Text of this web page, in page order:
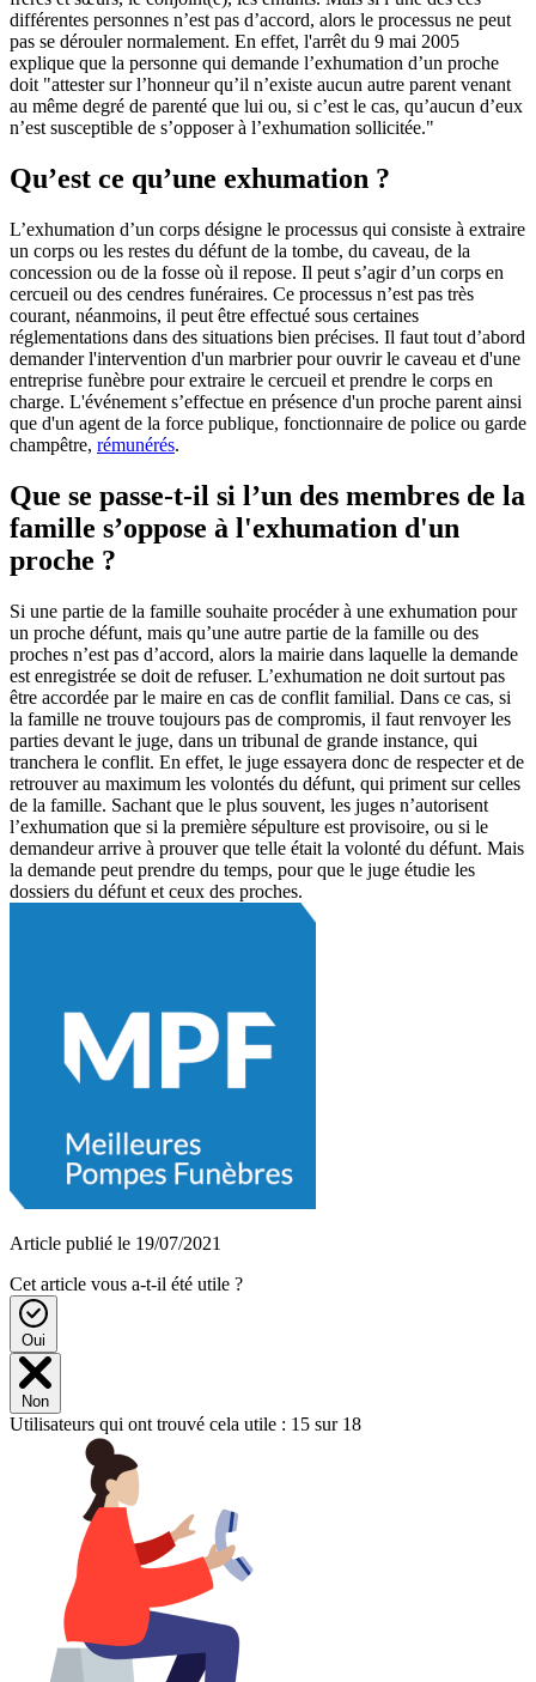
différentes personnes n’est pas d’accord, alors le processus ne peut
pas se dérouler normalement. En effet, l'arrêt du 9 mai 2005
explique que la personne qui demande l’exhumation d’un proche
doit "attester sur l’honneur qu’il n’existe aucun autre parent venant
au même degré de parenté que lui ou, si c’est le cas, qu’aucun d’eux
n’est susceptible de s’opposer à l’exhumation sollicitée."
Qu’est ce qu’une exhumation ?
L’exhumation d’un corps désigne le processus qui consiste à extraire
un corps ou les restes du défunt de la tombe, du caveau, de la
concession ou de la fosse où il repose. Il peut s’agir d’un corps en
cercueil ou des cendres funéraires. Ce processus n’est pas très
courant, néanmoins, il peut être effectué sous certaines
réglementations dans des situations bien précises. Il faut tout d’abord
demander l'intervention d'un marbrier pour ouvrir le caveau et d'une
entreprise funèbre pour extraire le cercueil et prendre le corps en
charge. L'événement s’effectue en présence d'un proche parent ainsi
que d'un agent de la force publique, fonctionnaire de police ou garde
champêtre, rémunérés.
Que se passe-t-il si l’un des membres de la
famille s’oppose à l'exhumation d'un
proche ?
Si une partie de la famille souhaite procéder à une exhumation pour
un proche défunt, mais qu’une autre partie de la famille ou des
proches n’est pas d’accord, alors la mairie dans laquelle la demande
est enregistrée se doit de refuser. L’exhumation ne doit surtout pas
être accordée par le maire en cas de conflit familial. Dans ce cas, si
la famille ne trouve toujours pas de compromis, il faut renvoyer les
parties devant le juge, dans un tribunal de grande instance, qui
tranchera le conflit. En effet, le juge essayera donc de respecter et de
retrouver au maximum les volontés du défunt, qui priment sur celles
de la famille. Sachant que le plus souvent, les juges n’autorisent
l’exhumation que si la première sépulture est provisoire, ou si le
demandeur arrive à prouver que telle était la volonté du défunt. Mais
la demande peut prendre du temps, pour que le juge étudie les
dossiers du défunt et ceux des proches.
Article publié le 19/07/2021
Cet article vous a-t-il été utile ?
Oui
Non
Utilisateurs qui ont trouvé cela utile : 15 sur 18